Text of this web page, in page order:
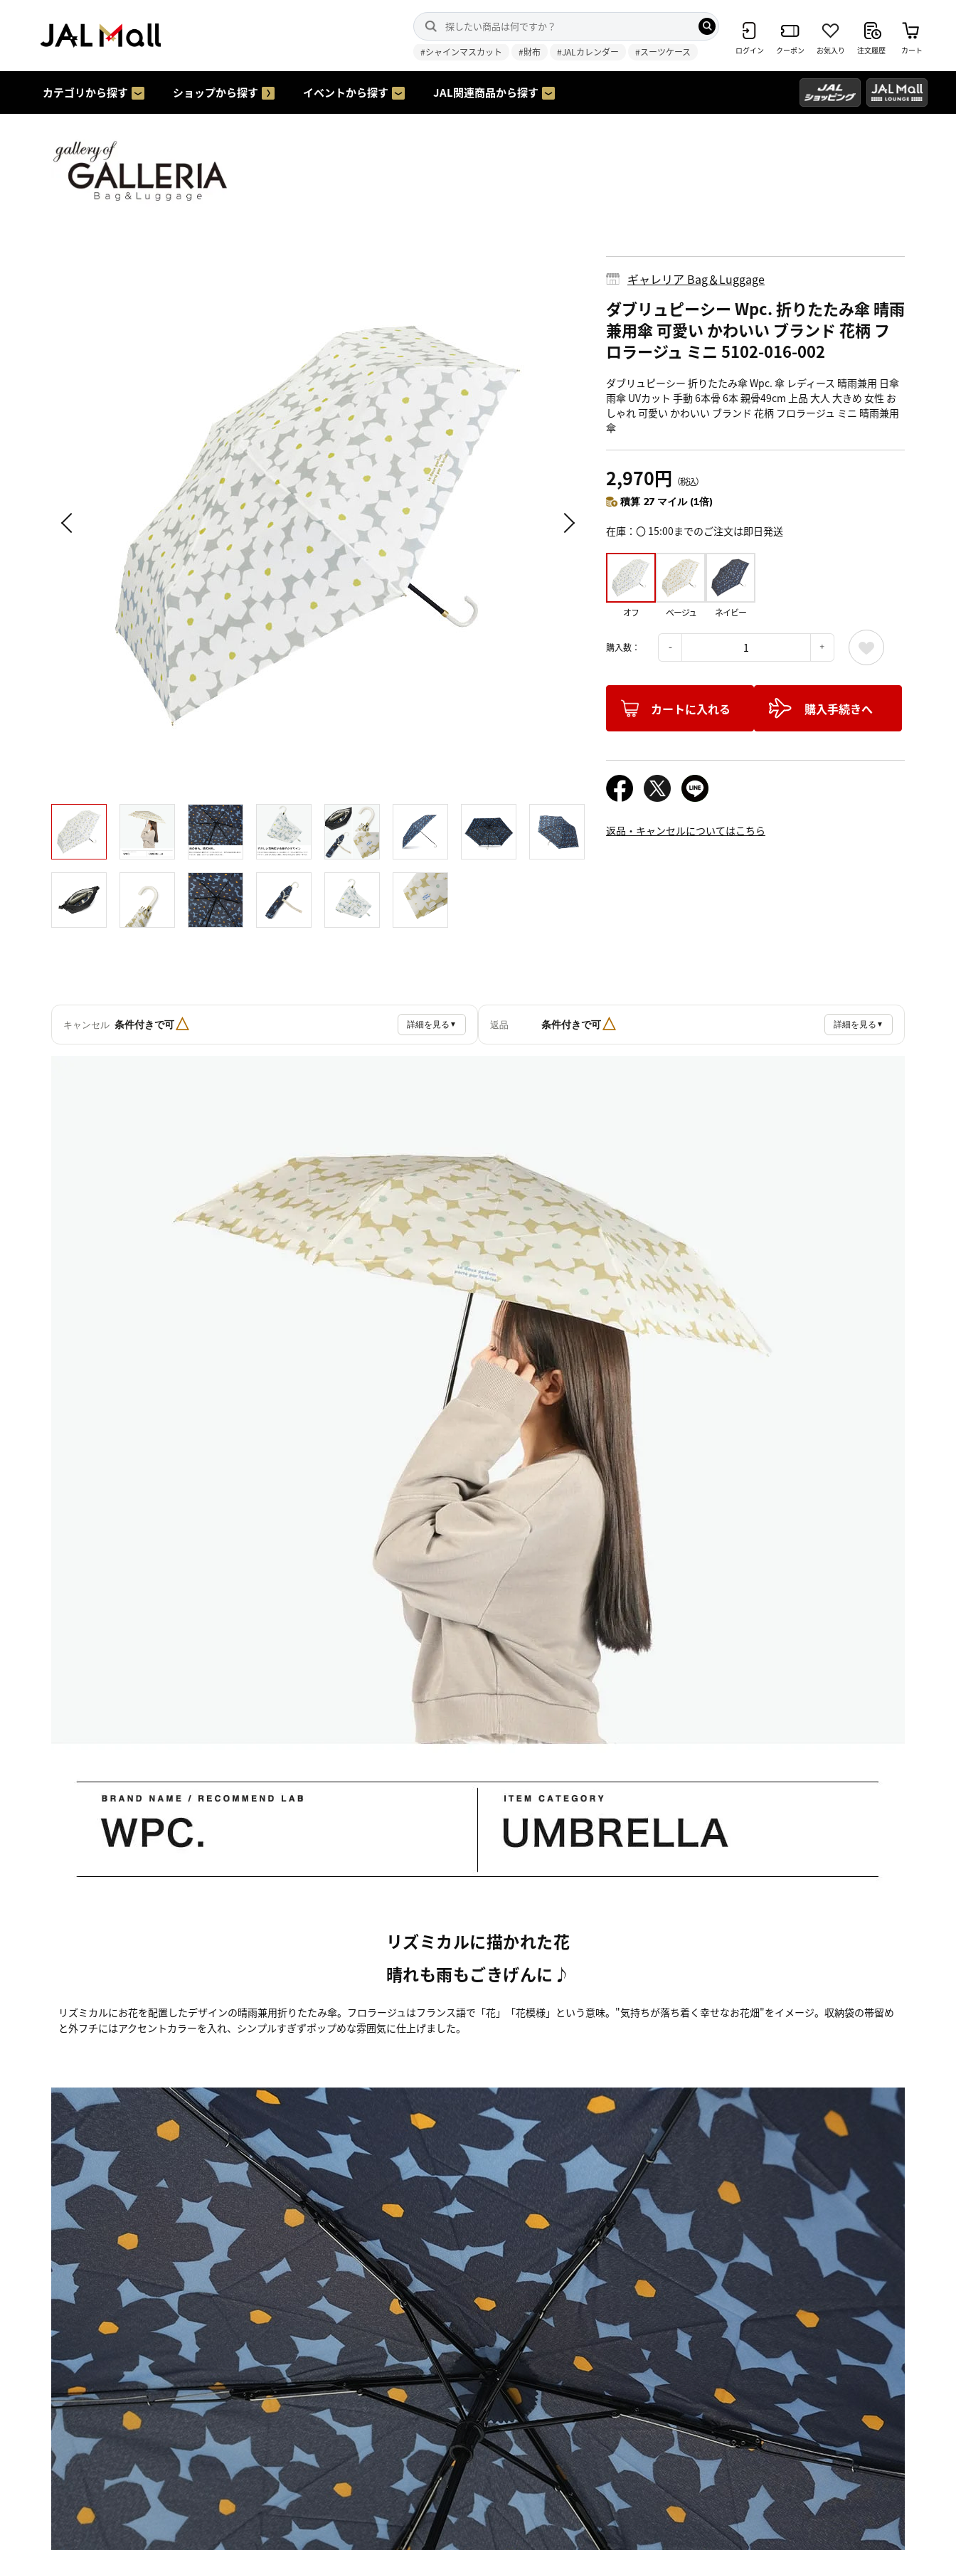
#シャインマスカット #財布 #JALカレンダー #スーツケース ログイン クーポン お気入り 注文履歴 カート
カテゴリから探す ショップから探す イベントから探す JAL関連商品から探す
ギャレリア Bag＆Luggage
ダブリュピーシー Wpc. 折りたたみ傘 晴雨
兼用傘 可愛い かわいい ブランド 花柄 フ
ロラージュ ミニ 5102-016-002
ダブリュピーシー 折りたたみ傘 Wpc. 傘 レディース 晴雨兼用 日傘
雨傘 UVカット 手動 6本骨 6本 親骨49cm 上品 大人 大きめ 女性 お
しゃれ 可愛い かわいい ブランド 花柄 フロラージュ ミニ 晴雨兼用
傘
2,970円 （税込）
積算 27 マイル (1倍)
在庫 〇 15:00までのご注文は即日発送
オフ ベージュ ネイビー
購入数：
カートに入れる 購入手続きへ
返品・キャンセルについてはこちら
キャンセル 条件付きで可△ 詳細を見る ▼ 返品 条件付きで可△ 詳細を見る ▼
リズミカルに描かれた花
晴れも雨もごきげんに♪
リズミカルにお花を配置したデザインの晴雨兼用折りたたみ傘。フロラージュはフランス語で「花」「花模様」という意味。"気持ちが落ち着く幸せなお花畑"をイメージ。収納袋の帯留め
と外フチにはアクセントカラーを入れ、シンプルすぎずポップめな雰囲気に仕上げました。